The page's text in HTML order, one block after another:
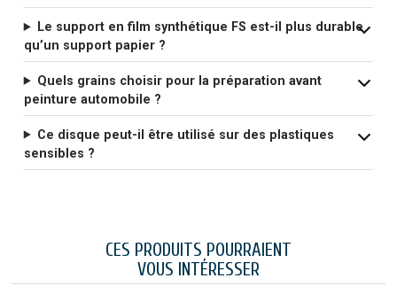
Le support en film synthétique FS est-il plus durable
qu’un support papier ?
Quels grains choisir pour la préparation avant
peinture automobile ?
Ce disque peut-il être utilisé sur des plastiques
sensibles ?
CES PRODUITS POURRAIENT
VOUS INTÉRESSER